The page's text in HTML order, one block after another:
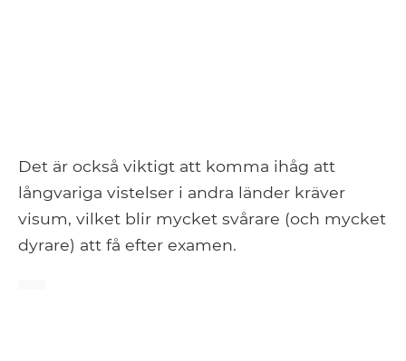
Det är också viktigt att komma ihåg att
långvariga vistelser i andra länder kräver
visum, vilket blir mycket svårare (och mycket
dyrare) att få efter examen.